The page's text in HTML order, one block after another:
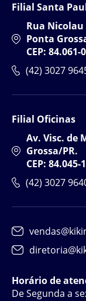
Filial Santa
Rua
Ponta
CEP: 84.061-
(42) 3027
Filial Oficinas
Av. Visc. de
Grossa/PR.
CEP: 84.045-
(42) 3027
Horário de
De Segunda a